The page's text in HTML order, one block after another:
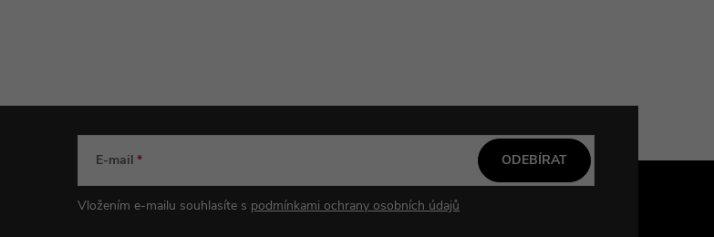
E-mail
Vložením e-mailu souhlasíte s podmínkami ochrany osobních údajů
ODEBÍRAT